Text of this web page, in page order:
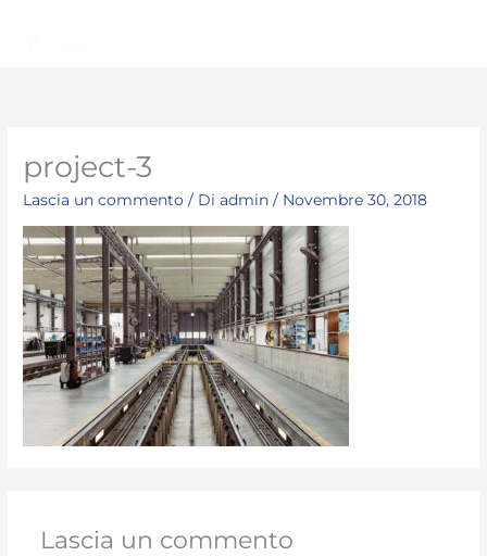
project-3
Lascia un commento / Diadmin/ Novembre 30, 2018
Lascia un commento